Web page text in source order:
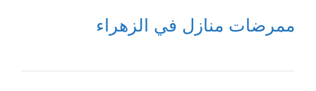
ممرضات منازل في الزهراء